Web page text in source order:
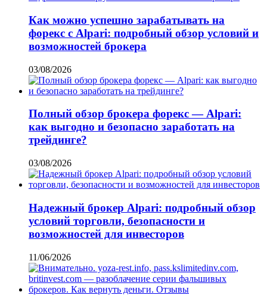
Как можно успешно зарабатывать на
форекс с Alpari: подробный обзор условий и
возможностей брокера
03/08/2026
Полный обзор брокера форекс — Alpari:
как выгодно и безопасно заработать на
трейдинге?
03/08/2026
Надежный брокер Alpari: подробный обзор
условий торговли, безопасности и
возможностей для инвесторов
11/06/2026